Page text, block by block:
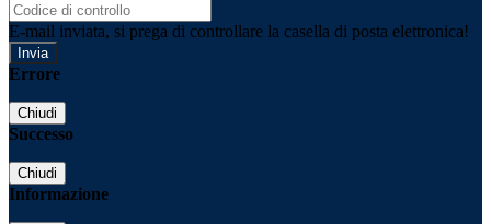
E-mail inviata, si prega di controllare la casella di posta elettronica!
Errore
Chiudi
Successo
Chiudi
Informazione